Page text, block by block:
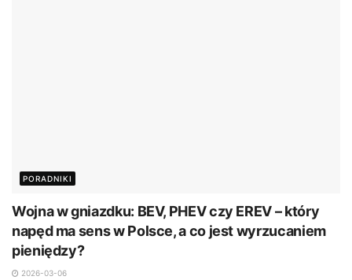
PORADNIKI
Wojna w gniazdku: BEV, PHEV czy EREV – który
napęd ma sens w Polsce, a co jest wyrzucaniem
pieniędzy?
2026-03-06